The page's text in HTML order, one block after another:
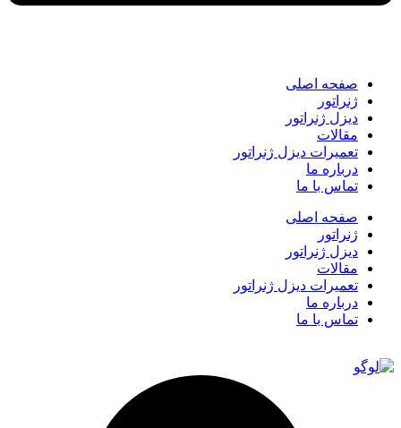
صفحه اصلی
ژنراتور
دیزل ژنراتور
مقالات
تعمیرات دیزل ژنراتور
درباره ما
تماس با ما
صفحه اصلی
ژنراتور
دیزل ژنراتور
مقالات
تعمیرات دیزل ژنراتور
درباره ما
تماس با ما